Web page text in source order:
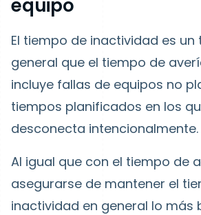
equipo
El tiempo de inactividad es
general que el tiempo de
incluye fallas de equipos no
tiempos planificados en los
desconecta intencionalmente.
Al igual que con el tiempo de
asegurarse de mantener el
inactividad en general lo más